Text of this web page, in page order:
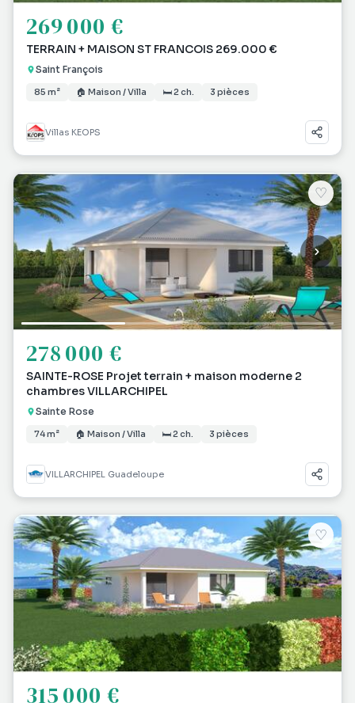
269 000 €
TERRAIN + MAISON ST FRANCOIS 269.000 €
Saint François
85 m² 🏠 Maison / Villa 🛏 2 ch. 3 pièces
Villas KEOPS
♡
278 000 €
SAINTE-ROSE Projet terrain + maison moderne 2
chambres VILLARCHIPEL
Sainte Rose
74 m² 🏠 Maison / Villa 🛏 2 ch. 3 pièces
VILLARCHIPEL Guadeloupe
♡
315 000 €